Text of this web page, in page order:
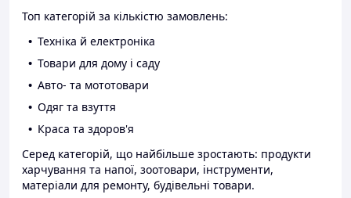
Топ категорій за кількістю замовлень:
Техніка й електроніка
Товари для дому і саду
Авто- та мототовари
Одяг та взуття
Краса та здоров'я
Серед категорій, що найбільше зростають: продукти
харчування та напої, зоотовари, інструменти,
матеріали для ремонту, будівельні товари.